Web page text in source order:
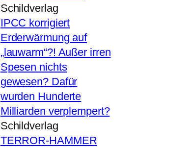
Schildverlag
IPCC korrigiert
Erderwärmung auf
„lauwarm“?! Außer irren
Spesen nichts
gewesen? Dafür
wurden Hunderte
Milliarden verplempert?
Schildverlag
TERROR-HAMMER